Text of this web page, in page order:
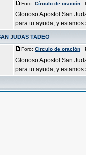
Foro: Círculo de oración
Glorioso Apostol San
para tu ayuda, y
JUDAS TADEO
Foro: Círculo de oración
Glorioso Apostol San
para tu ayuda, y